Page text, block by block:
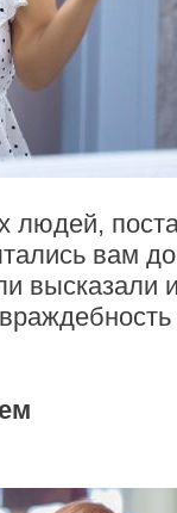
людей,
вам
высказали